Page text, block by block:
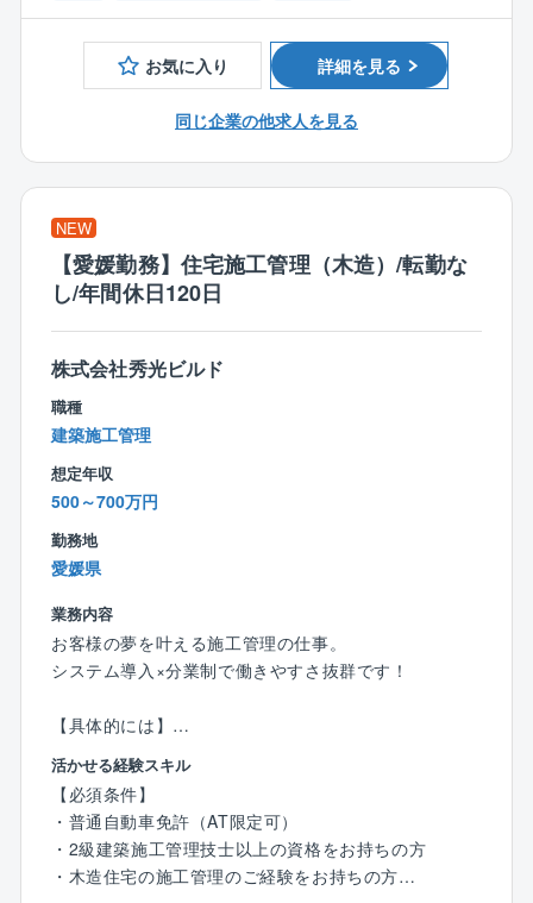
〈男女比〉4：6
≪商品ラインアップ≫
■ローコストで自由設計が可能な自由設計住宅シリーズ
■100種類以上の間取りや外観から選べる企画住宅シリ
創業以来、商品に建築に必要なすべての費用を明確に
して表示した「コミコミ価格品質」で提供。
100種類以上ある規格プラン集には、全て金額記載をす
また、フル装備の住宅や高気密、高断熱、オール電化
の標準仕様、さらには独自に開発した耐震、制震機能
を備えた「SKダンパー」を採用しており、より安心の
住まいづくりを行っています。
【2】出張は一切なし！
現場は、配属店舗から車で1時間圏内。1日あたり1～2
件ほど回るため、移動の負担も少ない環境です。
【3】システム導入による効率化を進めています！
『ANDPAD』という業務支援システムを導入。現場に
行かなくても施工状況を常に確認でき、チャット機能
で指示を出すことが可能。そのため、残業も少なめで
す。
＜入社後の流れ＞
入社後の研修はOJT研修が中心。
マンツーマンで2カ月程研修を行い、導入研修で業務の
流れや専門用語などを学びます。
現場では、教えてくれるのを待っているだけでは成長
スピードも遅いため、分からないことがあれば積極的
に質問を行う姿勢がとても重要となります。
していきます。毎月2件の完工を目標に、お客様の想い
をカタチにしていきましょう！
＜ここもPOINT＞
★収入もキャリアもアップ
がほとんど。
手当も支給される上、実績や経験に応じてキャリアも
アップ。頑張りが必ず報われる環境です。
さらに、現場の管理1件ごとにインセンティブが支給さ
れるため、担当した分だけ収入がアップしていきま
す。
お気に入り 詳細を見る
同じ企業の他求人を見る
NEW
【愛媛勤務】住宅施工管理（木造）/転勤な
し/年間休日120日
株式会社秀光ビルド
職種
建築施工管理
想定年収
500～700万円
勤務地
愛媛県
業務内容
お客様の夢を叶える施工管理の仕事。
システム導入×分業制で働きやすさ抜群です！
【具体的には】
・営業からお客様を引き継ぎ、施工の打ち合わせ
・職人の手配や資材の発注を実施
・着工したら現場で品質・工程・安全管理を担当
・約3～4ヶ月で完成。引き渡しが無事に進めば、1案件
完了！
活かせる経験スキル
【必須条件】
・普通自動車免許（AT限定可）
・2級建築施工管理技士以上の資格をお持ちの方
・木造住宅の施工管理のご経験をお持ちの方